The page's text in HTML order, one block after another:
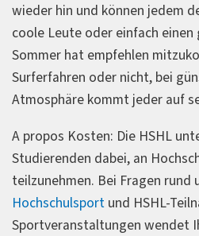
wieder hin und können jedem
coole Leute oder einfach
Sommer hat empfehlen
Surferfahren oder nicht, bei
Atmosphäre kommt jeder auf
A propos Kosten: Die HSHL
Studierenden dabei, an
teilzunehmen. Bei Fragen rund
Hochschulsport und HSHL-
Sportveranstaltungen wendet